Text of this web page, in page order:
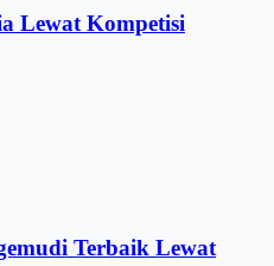
Lewat Kompetisi
Terbaik Lewat